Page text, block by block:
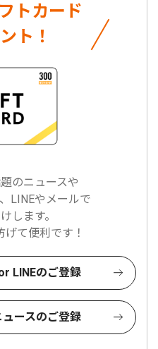
トカード
ト！
のニュースや
LINEやメールで
します。
て便利です！
LINEのご登録
ースのご登録